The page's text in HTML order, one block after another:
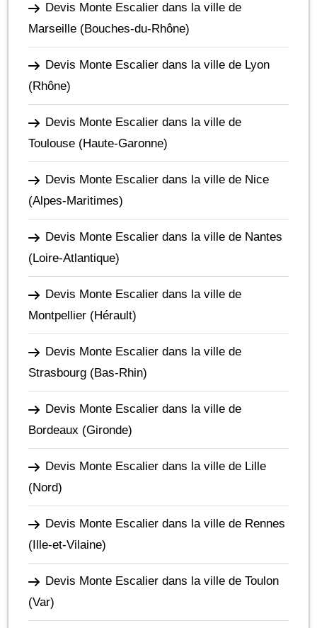
Devis Monte Escalier dans la ville de
Marseille (Bouches-du-Rhône)
Devis Monte Escalier dans la ville de Lyon
(Rhône)
Devis Monte Escalier dans la ville de
Toulouse (Haute-Garonne)
Devis Monte Escalier dans la ville de Nice
(Alpes-Maritimes)
Devis Monte Escalier dans la ville de Nantes
(Loire-Atlantique)
Devis Monte Escalier dans la ville de
Montpellier (Hérault)
Devis Monte Escalier dans la ville de
Strasbourg (Bas-Rhin)
Devis Monte Escalier dans la ville de
Bordeaux (Gironde)
Devis Monte Escalier dans la ville de Lille
(Nord)
Devis Monte Escalier dans la ville de Rennes
(Ille-et-Vilaine)
Devis Monte Escalier dans la ville de Toulon
(Var)